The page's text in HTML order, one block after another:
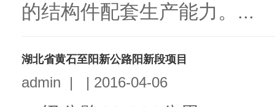
的结构件配套生产能力。...
湖北省黄石至阳新公路阳新段项目
admin | | 2016-04-06